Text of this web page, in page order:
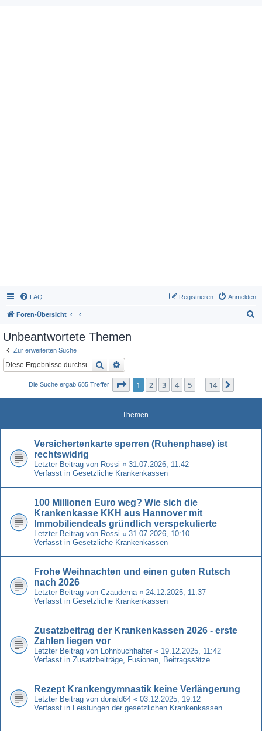
FAQ Anmelden
Registrieren
Foren-Übersicht
Unbeantwortete Themen
Zur erweiterten Suche
Suche
Die Suche ergab 685 Treffer Seite 1von 14
1 2 3 4 5 14
Themen
Versichertenkarte sperren (Ruhenphase) ist
rechtswidrig
Letzter Beitrag von Rossi « 31.07.2026, 11:42
Verfasst in Gesetzliche Krankenkassen
100 Millionen Euro weg? Wie sich die
Krankenkasse KKH aus Hannover mit
Immobiliendeals gründlich verspekulierte
Letzter Beitrag von Rossi « 31.07.2026, 10:10
Verfasst in Gesetzliche Krankenkassen
Frohe Weihnachten und einen guten Rutsch
nach 2026
Letzter Beitrag von Czauderna « 24.12.2025, 11:37
Verfasst in Gesetzliche Krankenkassen
Zusatzbeitrag der Krankenkassen 2026 - erste
Zahlen liegen vor
Letzter Beitrag von Lohnbuchhalter « 19.12.2025, 11:42
Verfasst in Zusatzbeiträge, Fusionen, Beitragssätze
Rezept Krankengymnastik keine Verlängerung
Letzter Beitrag von donald64 « 03.12.2025, 19:12
Verfasst in Leistungen der gesetzlichen Krankenkassen